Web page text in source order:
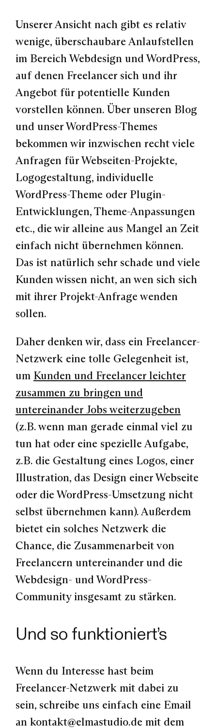
Unserer Ansicht nach gibt es relativ
wenige, überschaubare Anlaufstellen
im Bereich Webdesign und WordPress,
auf denen Freelancer sich und ihr
Angebot für potentielle Kunden
vorstellen können. Über unseren Blog
und unser WordPress-Themes
bekommen wir inzwischen recht viele
Anfragen für Webseiten-Projekte,
Logogestaltung, individuelle
WordPress-Theme oder Plugin-
Entwicklungen, Theme-Anpassungen
etc., die wir alleine aus Mangel an Zeit
einfach nicht übernehmen können.
Das ist natürlich sehr schade und viele
Kunden wissen nicht, an wen sich sich
mit ihrer Projekt-Anfrage wenden
sollen.
Daher denken wir, dass ein Freelancer-
Netzwerk eine tolle Gelegenheit ist,
um Kunden und Freelancer leichter
zusammen zu bringen und
untereinander Jobs weiterzugeben
(z.B. wenn man gerade einmal viel zu
tun hat oder eine spezielle Aufgabe,
z.B. die Gestaltung eines Logos, einer
Illustration, das Design einer Webseite
oder die WordPress-Umsetzung nicht
selbst übernehmen kann). Außerdem
bietet ein solches Netzwerk die
Chance, die Zusammenarbeit von
Freelancern untereinander und die
Webdesign- und WordPress-
Community insgesamt zu stärken.
Und so funktioniert’s
Wenn du Interesse hast beim
Freelancer-Netzwerk mit dabei zu
sein, schreibe uns einfach eine Email
an kontakt@elmastudio.de mit dem